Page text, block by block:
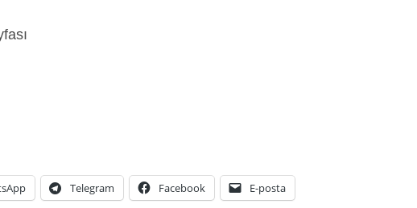
Telegram Facebook E-posta